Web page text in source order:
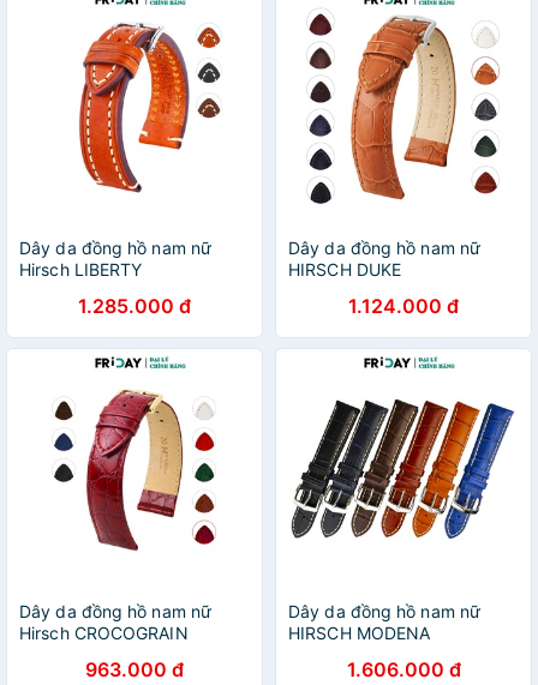
Dây da đồng hồ nam nữ
Hirsch LIBERTY
1.285.000 đ
Dây da đồng hồ nam nữ
HIRSCH DUKE
1.124.000 đ
Dây da đồng hồ nam nữ
Hirsch CROCOGRAIN
963.000 đ
Dây da đồng hồ nam nữ
HIRSCH MODENA
1.606.000 đ